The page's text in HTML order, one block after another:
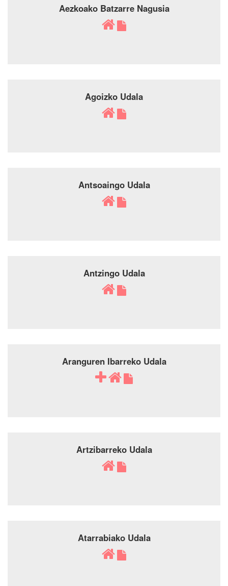
Aezkoako Batzarre Nagusia
Agoizko Udala
Antsoaingo Udala
Antzingo Udala
Aranguren Ibarreko Udala
Artzibarreko Udala
Atarrabiako Udala